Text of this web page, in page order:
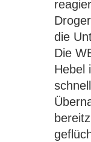
die
Die
Hebel
schnell